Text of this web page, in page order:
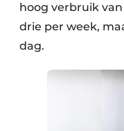
hoog verbruik
drie per week,
dag.